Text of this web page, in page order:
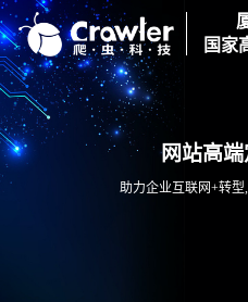
国家
网站高
助力企业互联网+转